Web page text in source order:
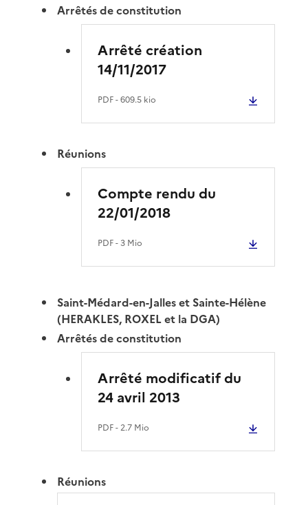
Arrêtés de constitution
Arrêté création
14/11/2017
PDF- 609.5 kio
Réunions
Compte rendu du
22/01/2018
PDF- 3 Mio
Saint-Médard-en-Jalles et Sainte-Hélène
(HERAKLES, ROXEL et la DGA)
Arrêtés de constitution
Arrêté modificatif du
24 avril 2013
PDF- 2.7 Mio
Réunions